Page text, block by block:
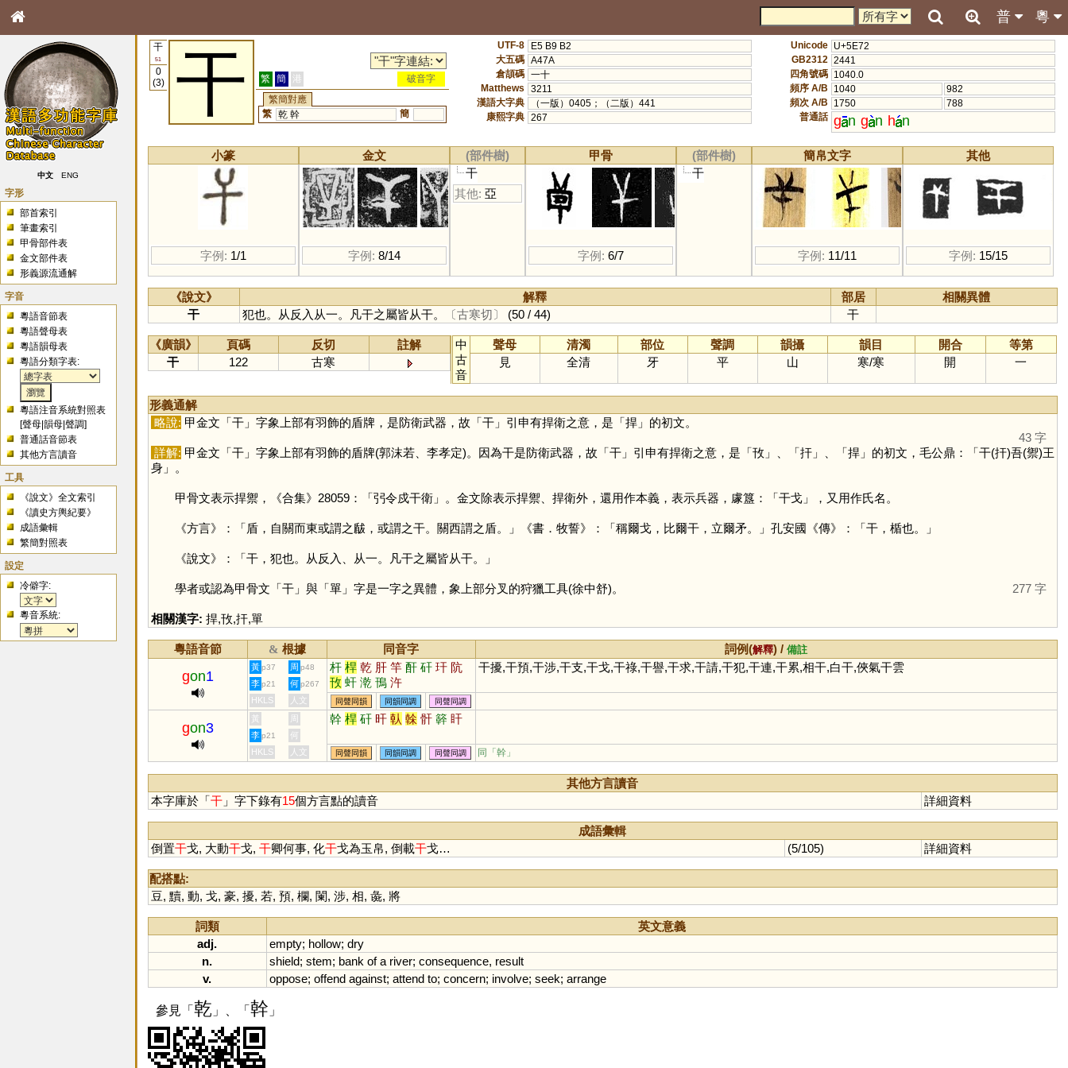
粵
普
中文 ENG
字形
部首索引
筆畫索引
甲骨部件表
金文部件表
形義源流通解
字音
粵語音節表
粵語聲母表
粵語韻母表
粵語分類字表:
粵語注音系統對照表
[聲母 |韻母 |聲調]
普通話音節表
其他方言讀音
工具
《說文》全文索引
《讀史方輿紀要》
成語彙輯
繁簡對照表
設定
冷僻字:
粵音系統:
干
51
0
(3)
干 繁 簡 港
破音字
繁簡對應
繁 乾 幹 簡
UTF-8
E5 B9 B2
大五碼 A47A
倉頡碼 一十
Matthews
3211
漢語大字典
（一版）0405；（二版）441
康熙字典 267
Unicode U+5E72
GB2312 2441
四角號碼 1040.0
頻序 A/B
1040
982
頻次 A/B
1750
788
普通話 g n g n h n
小篆
字例: 1/1
金文
字例: 8/14
(部件樹)
干
其他: 亞
甲骨
字例: 6/7
(部件樹)
干
簡帛文字
字例: 11/11
其他
字例: 15/15
《說文》 解釋 部居
相關異體
干
犯也。从反入从一。凡干之屬皆从干。 〔古寒切〕 (50 / 44) 干
《廣韻》 頁碼 反切
註解
干
122 古寒
中
古
音
聲母 清濁 部位 聲調 韻攝 韻目 開合
等第
見
全清 牙 平 山 寒/寒 開 一
形義通解
略說: 甲金文「干」字象上部有羽飾的盾牌，是防衛武器，故「干」引申有捍衛之意，是「捍」的初文。
43 字
詳解: 甲金文「干」字象上部有羽飾的盾牌(郭沫若、李孝定)。因為干是防衛武器，故「干」引申有捍衛之意，是「攼 」、「扞」、「捍」的初文，毛公鼎：「干(扞)吾(禦)王
身」。
甲骨文表示捍禦，《合集》28059：「弜令戍干衛」。金文除表示捍禦、捍衛外，還用作本義，表示兵器，豦簋：「干戈」，又用作氏名。
《方言》：「盾，自關而東或謂之瞂，或謂之干。關西謂之盾。」《書．牧誓》：「稱爾戈，比爾干，立爾矛。」孔安國《傳》：「干，楯也。」
《說文》：「干，犯也。从反入、从一。凡干之屬皆从干。」
學者或認為甲骨文「干」與「單」字是一字之異體，象上部分叉的狩獵工具(徐中舒)。 277 字
相關漢字: 捍,攼,扞,單
粵語音節 & 根據 同音字 詞例(解釋) /備註
gon1
黃 p37 周 p48 杆 桿 乾 肝 竿 酐 矸 玕 阬
攼 虷 漧 鳱 汻
干擾,干預,干涉,干支,干戈,干祿,干譽,干求,干請,干犯,干連,干累,相干,白干,俠氣干雲
李 p21 何 p267
HKLS 人文 同聲同韻 同韻同調 同聲同調
gon3
黃 周 幹 桿 矸 旰 倝 榦 骭 簳 盰
李 p21
何
HKLS
人文 同聲同韻 同韻同調 同聲同調 同「幹 」
其他方言讀音
本字庫於「干」字下錄有15個方言點的讀音 詳細資料
成語彙輯
倒置干戈, 大動干戈, 干卿何事, 化干戈為玉帛, 倒載干戈… (5/105) 詳細資料
配搭點:
豆, 黷, 動, 戈, 豪, 擾, 若, 預, 欄, 闌, 涉, 相, 彘, 將
詞類
英文意義
adj.
empty; hollow; dry
n.
shield; stem; bank of a river; consequence, result
v.
oppose; offend against; attend to; concern; involve; seek; arrange
參見「 乾 」、「 幹 」